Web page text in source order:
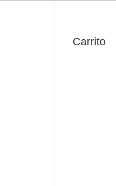
Carrito